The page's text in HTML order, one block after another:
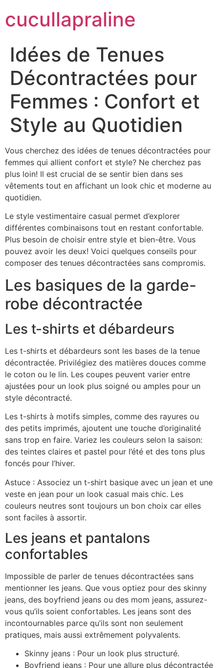
cucullapraline
Idées de Tenues
Décontractées pour
Femmes : Confort et
Style au Quotidien
Vous cherchez des idées de tenues décontractées pour
femmes qui allient confort et style? Ne cherchez pas
plus loin! Il est crucial de se sentir bien dans ses
vêtements tout en affichant un look chic et moderne au
quotidien.
Le style vestimentaire casual permet d’explorer
différentes combinaisons tout en restant confortable.
Plus besoin de choisir entre style et bien-être. Vous
pouvez avoir les deux! Voici quelques conseils pour
composer des tenues décontractées sans compromis.
Les basiques de la garde-
robe décontractée
Les t-shirts et débardeurs
Les t-shirts et débardeurs sont les bases de la tenue
décontractée. Privilégiez des matières douces comme
le coton ou le lin. Les coupes peuvent varier entre
ajustées pour un look plus soigné ou amples pour un
style décontracté.
Les t-shirts à motifs simples, comme des rayures ou
des petits imprimés, ajoutent une touche d’originalité
sans trop en faire. Variez les couleurs selon la saison:
des teintes claires et pastel pour l’été et des tons plus
foncés pour l’hiver.
Astuce : Associez un t-shirt basique avec un jean et une
veste en jean pour un look casual mais chic. Les
couleurs neutres sont toujours un bon choix car elles
sont faciles à assortir.
Les jeans et pantalons
confortables
Impossible de parler de tenues décontractées sans
mentionner les jeans. Que vous optiez pour des skinny
jeans, des boyfriend jeans ou des mom jeans, assurez-
vous qu’ils soient confortables. Les jeans sont des
incontournables parce qu’ils sont non seulement
pratiques, mais aussi extrêmement polyvalents.
Skinny jeans : Pour un look plus structuré.
Boyfriend jeans : Pour une allure plus décontractée